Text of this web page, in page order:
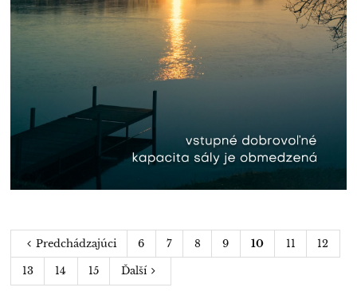
Predchádzajúci 6 7 8 9 10 11 12
13 14 15 Ďalší